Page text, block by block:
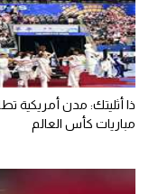
ذا أثليتك: مدن أمريكية
مباريات كأس العالم